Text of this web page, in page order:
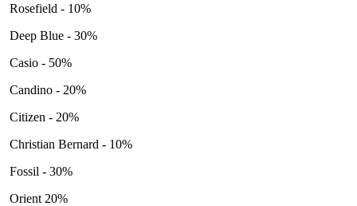
Rosefield - 10%
Deep Blue - 30%
Casio - 50%
Candino - 20%
Citizen - 20%
Christian Bernard - 10%
Fossil - 30%
Orient 20%